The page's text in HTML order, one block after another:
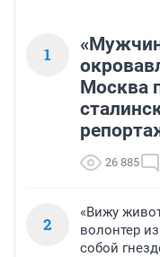
1
Москва
26 885
2
«Вижу
волонтер
собой